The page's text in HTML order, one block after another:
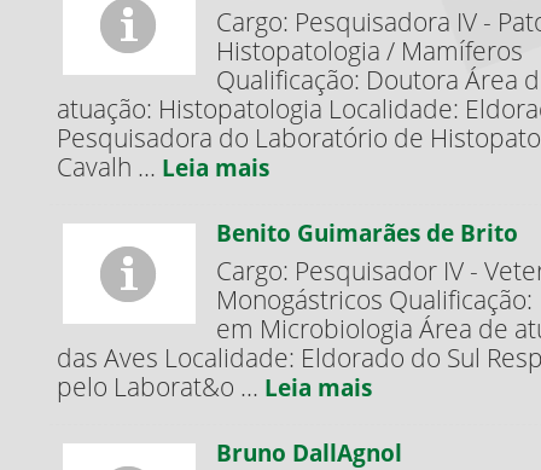
Cargo: Pesquisadora IV -
Histopatologia / Mamíferos
Qualificação: Doutora Área
atuação: Histopatologia Localidade:
Pesquisadora do Laboratório de
Cavalh ... Leia mais
Benito Guimarães de Brito
Cargo: Pesquisador IV -
Monogástricos
em Microbiologia Área de
das Aves Localidade: Eldorado do Sul
pelo Laborat&o ... Leia mais
Bruno DallAgnol